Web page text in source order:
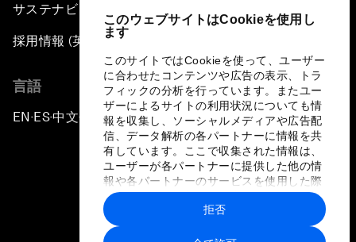
このウェブサイトはCookieを使用し
ます
このサイトではCookieを使って、ユーザー
に合わせたコンテンツや広告の表示、トラ
フィックの分析を行っています。またユー
ザーによるサイトの利用状況についても情
報を収集し、ソーシャルメディアや広告配
信、データ解析の各パートナーに情報を共
有しています。ここで収集された情報は、
ユーザーが各パートナーに提供した他の情
報や各パートナーのサービスを使用した際
に収集された情報と組み合わされ、各パー
トナーによって使用されることがありま
す。
拒否
サステナビリティへの取り組み
採用情報 (英語のみ)
言語
EN ▪ES▪中文▪ 日本語
プライバシーポリシーと利用規約